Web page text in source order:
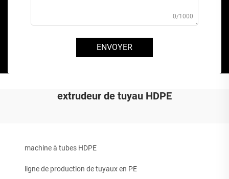
0/1000
ENVOYER
extrudeur de tuyau HDPE
machine à tubes HDPE
ligne de production de tuyaux en PE